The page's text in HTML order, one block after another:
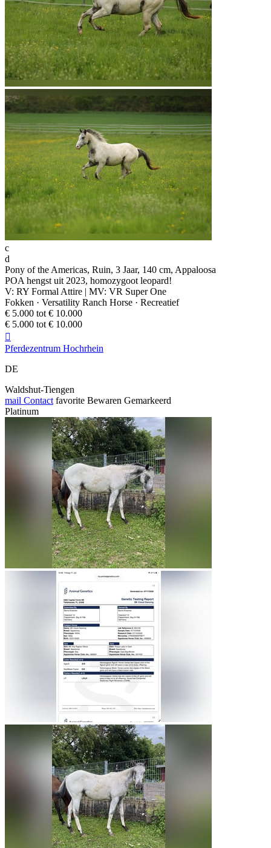
c
d
Pony of the Americas, Ruin, 3 Jaar, 140 cm, Appaloosa
POA hengst uit 2023, homozygoot leopard!
V: RY Formal Attire | MV: VR Super One
Fokken · Versatility Ranch Horse · Recreatief
€ 5.000 tot € 10.000
€ 5.000 tot € 10.000

Pferdezentrum Hochrhein
DE
Waldshut-Tiengen
mail Contact favorite Bewaren Gemarkeerd
Platinum